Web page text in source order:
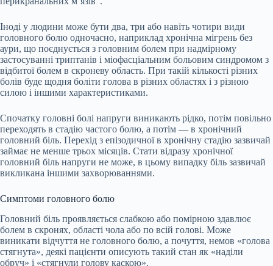
Іноді у людини може бути два, три або навіть чотири види
головного болю одночасно, наприклад хронічна мігрень без
аури, що поєднується з головним болем при надмірному
застосуванні триптанів і міофасціальним больовим синдромом з
відбитої болем в скроневу область. При такій кількості різних
болів буде щодня боліти голова в різних областях і з різною
силою і іншими характеристиками.
Спочатку головні болі напруги виникають рідко, потім повільно
переходять в стадію частого болю, а потім — в хронічний
головний біль. Перехід з епізодичної в хронічну стадію зазвичай
займає не менше трьох місяців. Стати відразу хронічної
головний біль напруги не може, в цьому випадку біль зазвичай
викликана іншими захворюваннями.
Симптоми головного болю
Головний біль проявляється слабкою або помірною здавлює
болем в скронях, області чола або по всій голові. Може
виникати відчуття не головного болю, а почуття, немов «голова
стягнута», деякі пацієнти описують такий стан як «наділи
обруч» і «стягнули голову каскою».